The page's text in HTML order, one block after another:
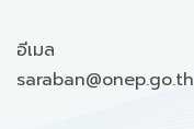
อีเมล
saraban@onep.go.th